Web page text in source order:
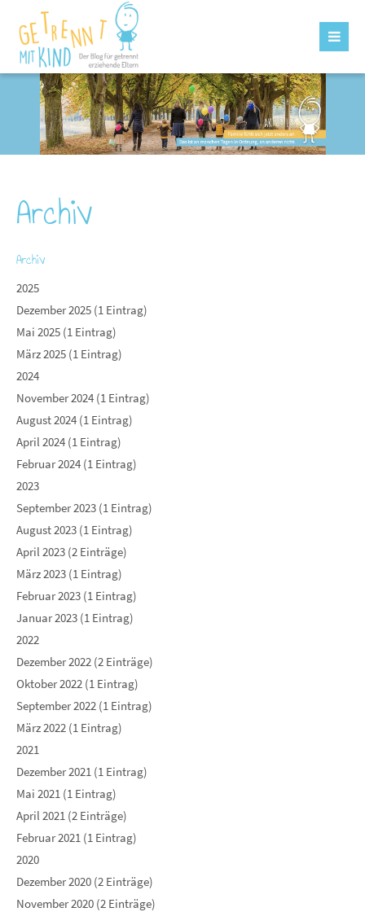
Archiv
Archiv
2025
Dezember 2025 (1 Eintrag)
Mai 2025 (1 Eintrag)
März 2025 (1 Eintrag)
2024
November 2024 (1 Eintrag)
August 2024 (1 Eintrag)
April 2024 (1 Eintrag)
Februar 2024 (1 Eintrag)
2023
September 2023 (1 Eintrag)
August 2023 (1 Eintrag)
April 2023 (2 Einträge)
März 2023 (1 Eintrag)
Februar 2023 (1 Eintrag)
Januar 2023 (1 Eintrag)
2022
Dezember 2022 (2 Einträge)
Oktober 2022 (1 Eintrag)
September 2022 (1 Eintrag)
März 2022 (1 Eintrag)
2021
Dezember 2021 (1 Eintrag)
Mai 2021 (1 Eintrag)
April 2021 (2 Einträge)
Februar 2021 (1 Eintrag)
2020
Dezember 2020 (2 Einträge)
November 2020 (2 Einträge)